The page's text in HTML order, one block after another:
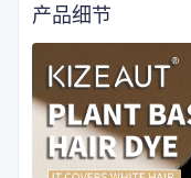
产品细节